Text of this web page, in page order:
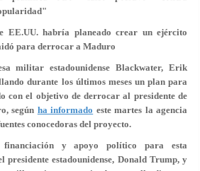
EE.UU. habría planeado crear un ejército
para derrocar a Maduro
militar estadounidense Blackwater, Erik
durante los últimos meses un plan para
con el objetivo dederrocar al presidente de
, según ha informado este martes la agencia
conocedoras del proyecto.
financiación y apoyo político para esta
estadounidense, Donald Trump, y